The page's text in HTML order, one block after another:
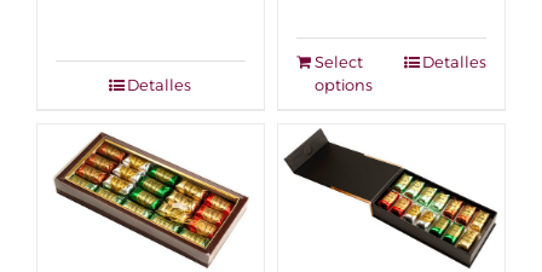
Detalles
Select
options
Detalles